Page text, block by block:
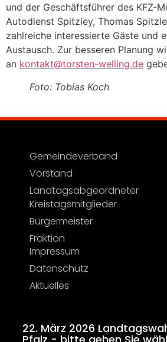
und der Geschäftsführer des KFZ-
Autodienst Spitzley, Thomas
zahlreiche interessierte Gäste und
Austausch. Zur besseren Planung
an kontakt@torsten-welling.de
Foto: Tobias Koch
Gemeindeverband
Vorstand
Landtagsabgeordneter
Kreistagsmitglieder
Bürgermeister
Fraktion
Impressum
Datenschutz
Aktuelles
22. März 2026